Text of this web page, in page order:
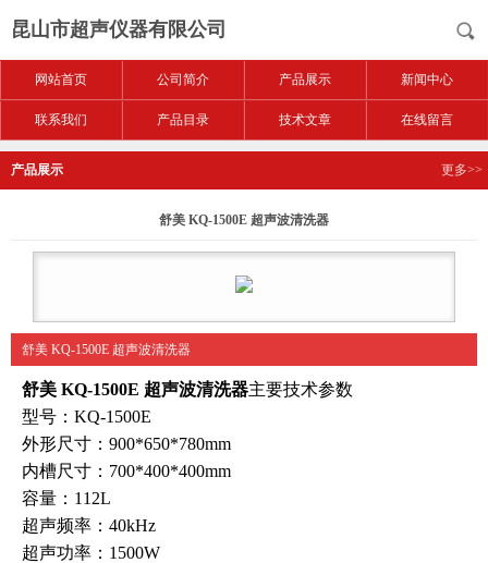
昆山市超声仪器有限公司
网站首页 公司简介 产品展示 新闻中心
联系我们 产品目录 技术文章 在线留言
产品展示 更多>>
舒美 KQ-1500E 超声波清洗器
舒美 KQ-1500E 超声波清洗器
舒美 KQ-1500E 超声波清洗器主要技术参数
型号：KQ-1500E
外形尺寸：900*650*780mm
内槽尺寸：700*400*400mm
容量：112L
超声频率：40kHz
超声功率：1500W